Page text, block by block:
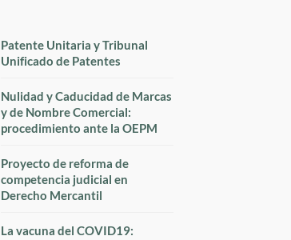
Patente Unitaria y Tribunal
Unificado de Patentes
Nulidad y Caducidad de Marcas
y de Nombre Comercial:
procedimiento ante la OEPM
Proyecto de reforma de
competencia judicial en
Derecho Mercantil
La vacuna del COVID19: